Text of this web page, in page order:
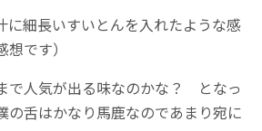
に細長いすいとんを入れたような感
です）
で人気が出る味なのかな？ となっ
の舌はかなり馬鹿なのであまり宛に